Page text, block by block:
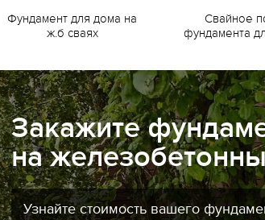
Фундамент для дома на
ж.б сваях
Свайное
фундамента
Закажите
на
Узнайте стоимость вашего